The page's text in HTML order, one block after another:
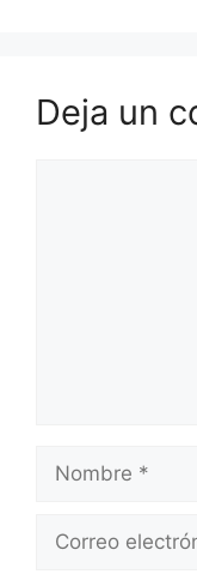
Deja un
Nombre
Correo